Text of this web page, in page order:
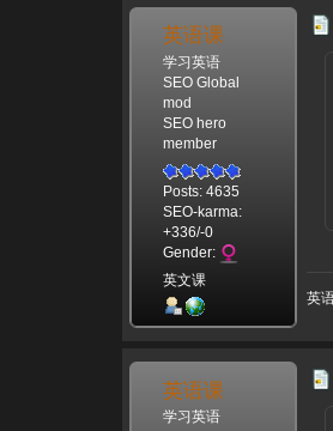
英语课
学习英语
SEO Global
mod
SEO hero
member
Posts: 4635
SEO-karma:
+336/-0
Gender:
英文课
英
英语课
学习英语